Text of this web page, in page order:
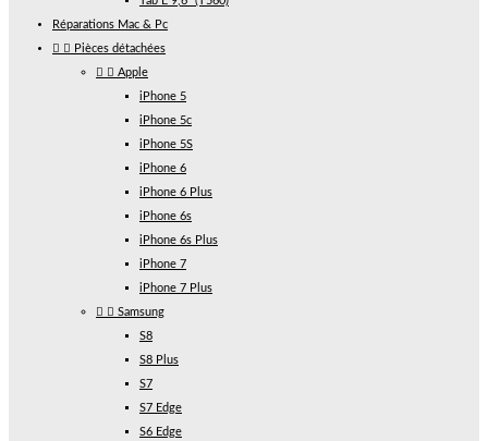
Réparations Mac & Pc
  Pièces détachées
  Apple
iPhone 5
iPhone 5c
iPhone 5S
iPhone 6
iPhone 6 Plus
iPhone 6s
iPhone 6s Plus
iPhone 7
iPhone 7 Plus
  Samsung
S8
S8 Plus
S7
S7 Edge
S6 Edge